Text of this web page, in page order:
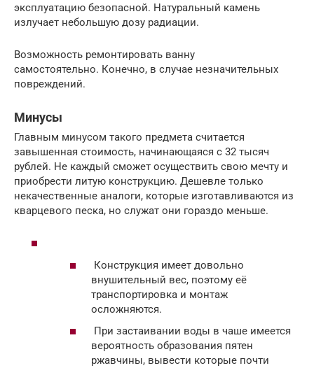
эксплуатацию безопасной. Натуральный камень
излучает небольшую дозу радиации.
Возможность ремонтировать ванну
самостоятельно. Конечно, в случае незначительных
повреждений.
Минусы
Главным минусом такого предмета считается
завышенная стоимость, начинающаяся с 32 тысяч
рублей. Не каждый сможет осуществить свою мечту и
приобрести литую конструкцию. Дешевле только
некачественные аналоги, которые изготавливаются из
кварцевого песка, но служат они гораздо меньше.
Конструкция имеет довольно
внушительный вес, поэтому её
транспортировка и монтаж
осложняются.
При застаивании воды в чаше имеется
вероятность образования пятен
ржавчины, вывести которые почти